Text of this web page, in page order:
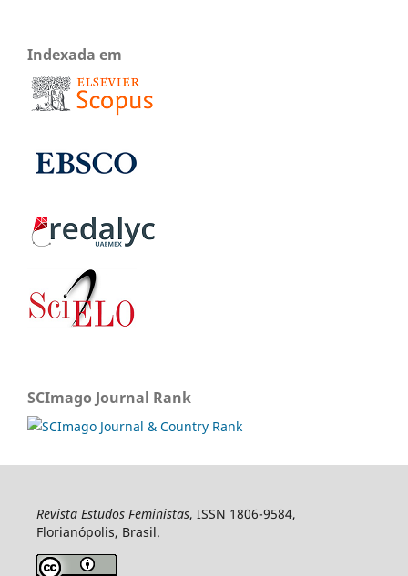
Indexada em
SCImago Journal Rank
Revista Estudos Feministas, ISSN 1806-9584,
Florianópolis, Brasil.